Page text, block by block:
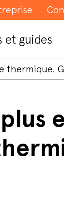
et guides
thermique.